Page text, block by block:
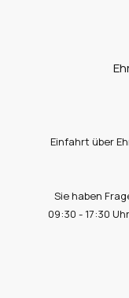
Einfahrt über
Sie haben
09:30 - 17:30